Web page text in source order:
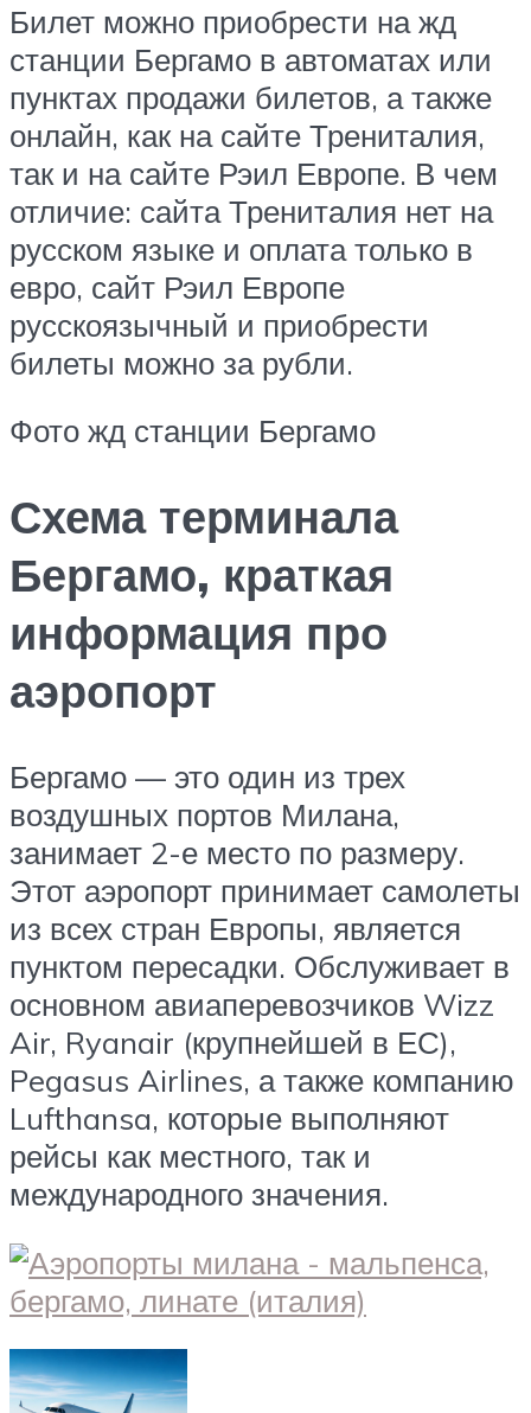
Билет можно приобрести на жд
станции Бергамо в автоматах или
пунктах продажи билетов, а также
онлайн, как на сайте Трениталия,
так и на сайте Рэил Европе. В чем
отличие: сайта Трениталия нет на
русском языке и оплата только в
евро, сайт Рэил Европе
русскоязычный и приобрести
билеты можно за рубли.
Фото жд станции Бергамо
Схема терминала
Бергамо, краткая
информация про
аэропорт
Бергамо — это один из трех
воздушных портов Милана,
занимает 2-е место по размеру.
Этот аэропорт принимает самолеты
из всех стран Европы, является
пунктом пересадки. Обслуживает в
основном авиаперевозчиков Wizz
Air, Ryanair (крупнейшей в ЕС),
Pegasus Airlines, а также компанию
Lufthansa, которые выполняют
рейсы как местного, так и
международного значения.